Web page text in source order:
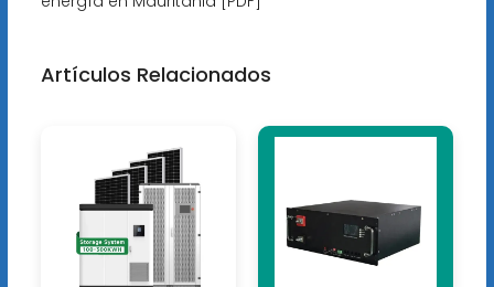
Artículos Relacionados